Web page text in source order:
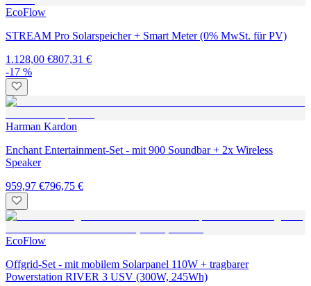
EcoFlow
STREAM Pro Solarspeicher + Smart Meter (0% MwSt. für PV)
1.128,00 €807,31 €
-17 %
Harman Kardon
Enchant Entertainment-Set - mit 900 Soundbar + 2x Wireless
Speaker
959,97 €796,75 €
EcoFlow
Offgrid-Set - mit mobilem Solarpanel 110W + tragbarer
Powerstation RIVER 3 USV (300W, 245Wh)